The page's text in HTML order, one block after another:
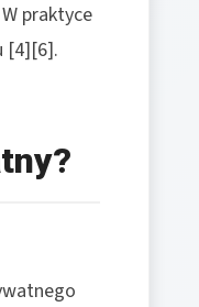
praktyce
[4][6].